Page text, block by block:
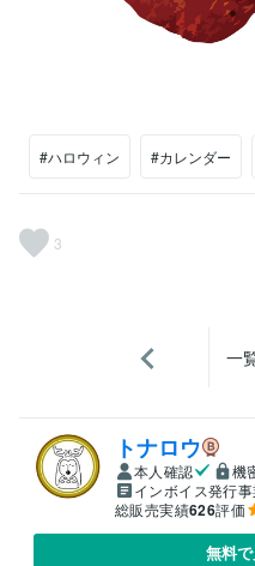
#ハロウィン #カレンダー
3
一
トナロウ
本人確認
機
インボイス発行
総販売実績626評価
無料